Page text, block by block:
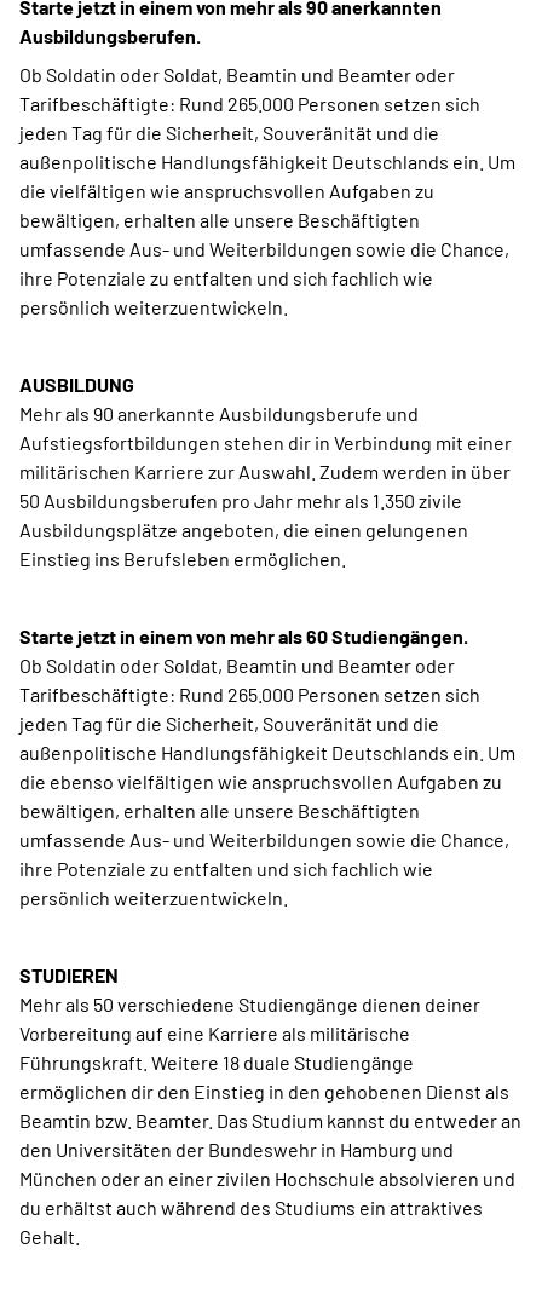
Starte jetzt in einem von mehr als 90 anerkannten
Ausbildungsberufen.
Ob Soldatin oder Soldat, Beamtin und Beamter oder
Tarifbeschäftigte: Rund 265.000 Personen setzen sich
jeden Tag für die Sicherheit, Souveränität und die
außenpolitische Handlungsfähigkeit Deutschlands ein. Um
die vielfältigen wie anspruchsvollen Aufgaben zu
bewältigen, erhalten alle unsere Beschäftigten
umfassende Aus- und Weiterbildungen sowie die Chance,
ihre Potenziale zu entfalten und sich fachlich wie
persönlich weiterzuentwickeln.
AUSBILDUNG
Mehr als 90 anerkannte Ausbildungsberufe und
Aufstiegsfortbildungen stehen dir in Verbindung mit einer
militärischen Karriere zur Auswahl. Zudem werden in über
50 Ausbildungsberufen pro Jahr mehr als 1.350 zivile
Ausbildungsplätze angeboten, die einen gelungenen
Einstieg ins Berufsleben ermöglichen.
Starte jetzt in einem von mehr als 60 Studiengängen.
Ob Soldatin oder Soldat, Beamtin und Beamter oder
Tarifbeschäftigte: Rund 265.000 Personen setzen sich
jeden Tag für die Sicherheit, Souveränität und die
außenpolitische Handlungsfähigkeit Deutschlands ein. Um
die ebenso vielfältigen wie anspruchsvollen Aufgaben zu
bewältigen, erhalten alle unsere Beschäftigten
umfassende Aus- und Weiterbildungen sowie die Chance,
ihre Potenziale zu entfalten und sich fachlich wie
persönlich weiterzuentwickeln.
STUDIEREN
Mehr als 50 verschiedene Studiengänge dienen deiner
Vorbereitung auf eine Karriere als militärische
Führungskraft. Weitere 18 duale Studiengänge
ermöglichen dir den Einstieg in den gehobenen Dienst als
Beamtin bzw. Beamter. Das Studium kannst du entweder an
den Universitäten der Bundeswehr in Hamburg und
München oder an einer zivilen Hochschule absolvieren und
du erhältst auch während des Studiums ein attraktives
Gehalt.